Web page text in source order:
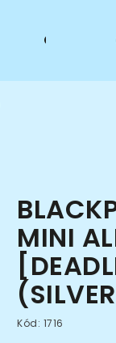
Collector
MINI
Kód: 1716